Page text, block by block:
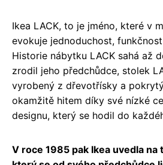
Ikea LACK, to je jméno, které v
evokuje jednoduchost,
Historie nábytku LACK sahá až
zrodil jeho předchůdce, stolek
vyrobený z dřevotřísky a
okamžitě hitem díky své nízké
designu, který se hodil do
V roce 1985 pak Ikea uvedla na